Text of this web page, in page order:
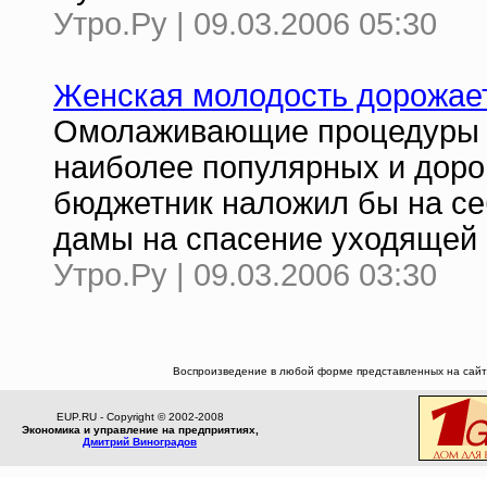
Утро.Ру | 09.03.2006 05:30
Женская молодость
Омолаживающие процедуры
наиболее популярных и
бюджетник наложил бы на
дамы на спасение уходящей
Утро.Ру | 09.03.2006 03:30
Воспроизведение в любой форме представленных на
EUP.RU - Copyright © 2002-2008
Экономика и управление на предприятиях,
Дмитрий Виноградов